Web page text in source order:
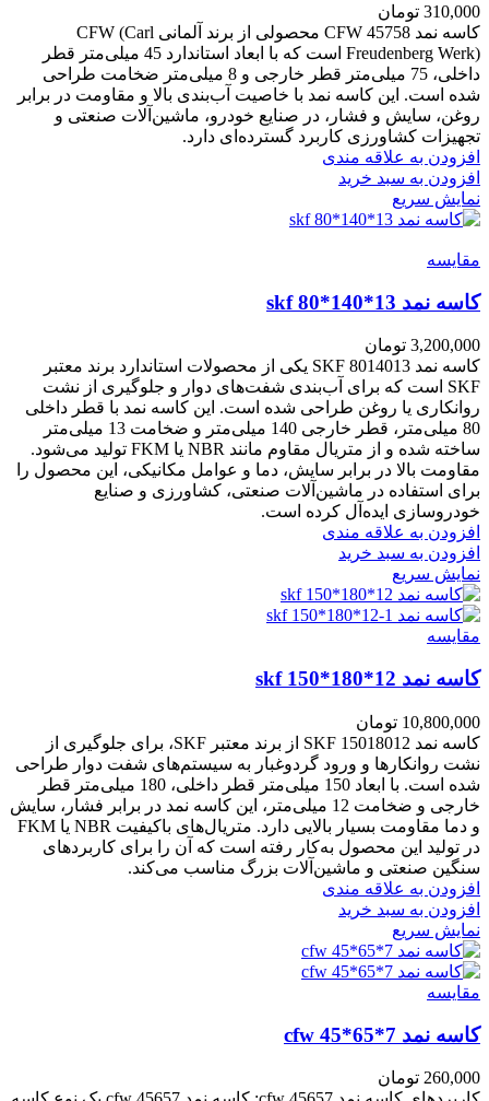
310,000 تومان
کاسه نمد CFW 45758 محصولی از برند آلمانی CFW (Carl
Freudenberg Werk) است که با ابعاد استاندارد 45 میلی‌متر قطر
داخلی، 75 میلی‌متر قطر خارجی و 8 میلی‌متر ضخامت طراحی
شده است. این کاسه نمد با خاصیت آب‌بندی بالا و مقاومت در برابر
روغن، سایش و فشار، در صنایع خودرو، ماشین‌آلات صنعتی و
تجهیزات کشاورزی کاربرد گسترده‌ای دارد.
افزودن به علاقه مندی
افزودن به سبد خرید
نمایش سریع
مقايسه
کاسه نمد skf 80*140*13
3,200,000 تومان
کاسه نمد SKF 8014013 یکی از محصولات استاندارد برند معتبر
SKF است که برای آب‌بندی شفت‌های دوار و جلوگیری از نشت
روانکاری یا روغن طراحی شده است. این کاسه نمد با قطر داخلی
80 میلی‌متر، قطر خارجی 140 میلی‌متر و ضخامت 13 میلی‌متر
ساخته شده و از متریال مقاوم مانند NBR یا FKM تولید می‌شود.
مقاومت بالا در برابر سایش، دما و عوامل مکانیکی، این محصول را
برای استفاده در ماشین‌آلات صنعتی، کشاورزی و صنایع
خودروسازی ایده‌آل کرده است.
افزودن به علاقه مندی
افزودن به سبد خرید
نمایش سریع
مقايسه
کاسه نمد skf 150*180*12
10,800,000 تومان
کاسه نمد SKF 15018012 از برند معتبر SKF، برای جلوگیری از
نشت روانکارها و ورود گردوغبار به سیستم‌های شفت دوار طراحی
شده است. با ابعاد 150 میلی‌متر قطر داخلی، 180 میلی‌متر قطر
خارجی و ضخامت 12 میلی‌متر، این کاسه نمد در برابر فشار، سایش
و دما مقاومت بسیار بالایی دارد. متریال‌های باکیفیت NBR یا FKM
در تولید این محصول به‌کار رفته است که آن را برای کاربردهای
سنگین صنعتی و ماشین‌آلات بزرگ مناسب می‌کند.
افزودن به علاقه مندی
افزودن به سبد خرید
نمایش سریع
مقايسه
کاسه نمد cfw 45*65*7
260,000 تومان